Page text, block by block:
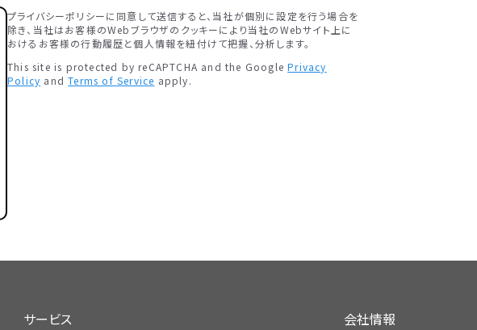
プライバシーポリシーに同意して送信すると、当社が個別に設定を行う場合を
除き、当社はお客様のWebブラウザのクッキーにより当社のWebサイト上に
おけるお客様の行動履歴と個人情報を紐付けて把握、分析します。
This site is protected by reCAPTCHA and the GooglePrivacy
Policy andTerms of Service apply.
サービス
会社情報